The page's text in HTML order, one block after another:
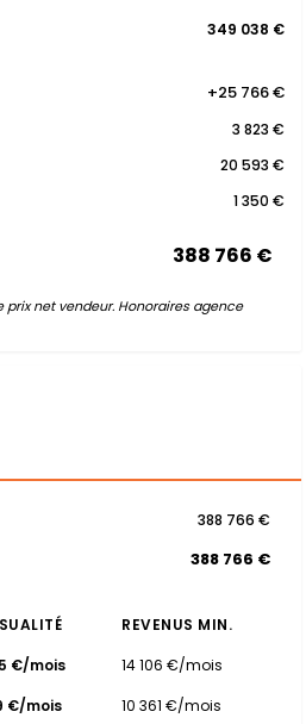
349 038 €
+25 766 €
3 823 €
20 593 €
1 350 €
388 766 €
net vendeur. Honoraires agence
388 766 €
388 766 €
REVENUS MIN.
€/mois
14 106 €/mois
€/mois 10 361 €/mois